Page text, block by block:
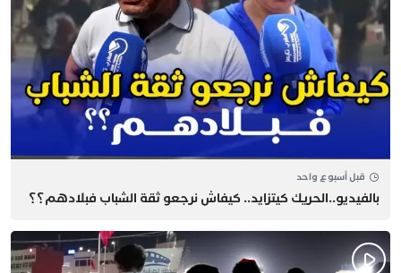
قبل أسبوع واحد
بالفيديو..الحريك كيتزايد.. كيفاش نرجعو ثقة الشباب فبلادهم؟؟